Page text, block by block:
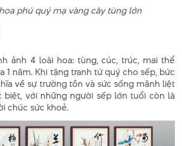
phú quý mạ vàng cây tùng lớn
ảnh 4 loài hoa: tùng, cúc, trúc, mai thể
1 năm. Khi tặng tranh tứ quý cho sếp, bức
về sự trường tồn và sức sống mãnh liệt
biệt, với những người sếp lớn tuổi còn là
chúc sức khoẻ.